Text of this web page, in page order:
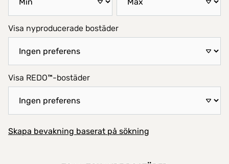
Visa nyproducerade bostäder
Visa REDO™-bostäder
Skapa bevakning baserat på sökning